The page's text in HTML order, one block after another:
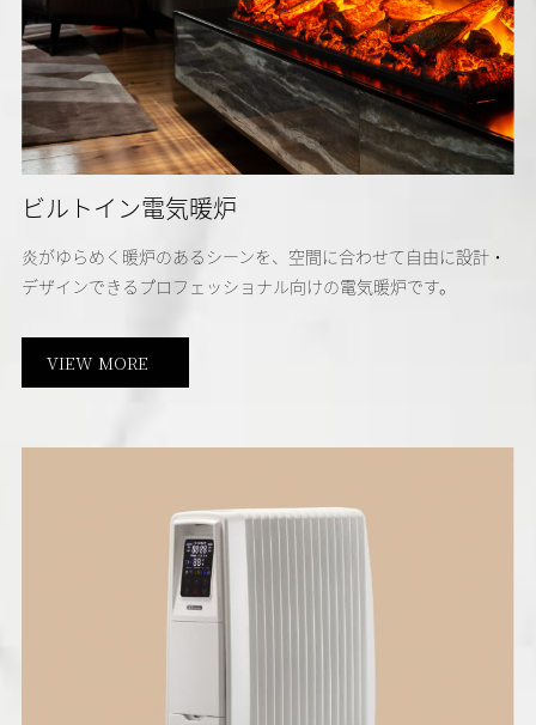
ビルトイン電気暖炉
炎がゆらめく暖炉のあるシーンを、空間に合わせて自由に設計・
デザインできるプロフェッショナル向けの電気暖炉です。
VIEW MORE